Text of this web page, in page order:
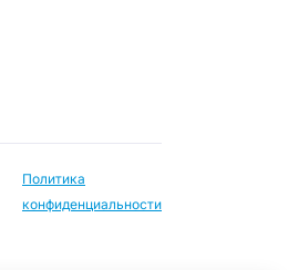
Политика
конфиденциальности